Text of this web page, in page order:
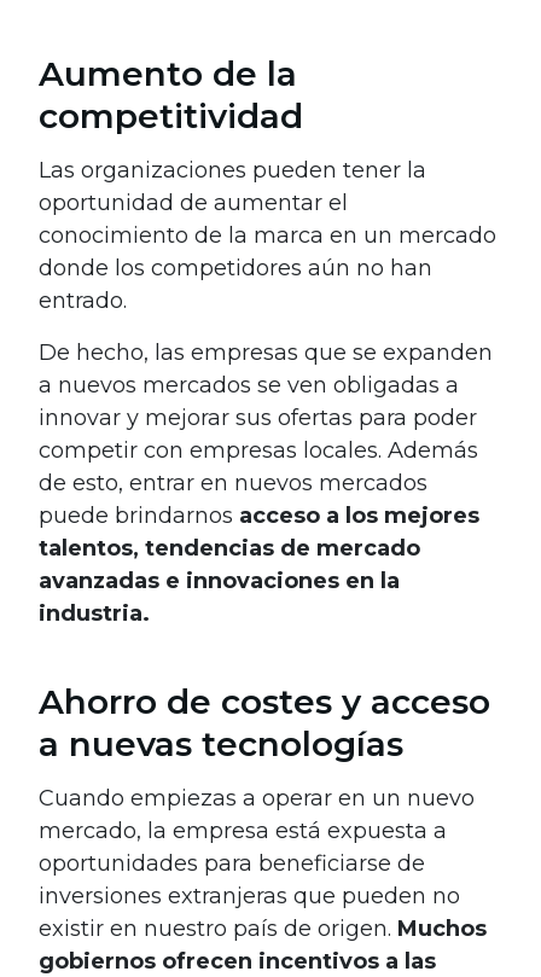
Aumento de la
competitividad
Las organizaciones pueden tener la
oportunidad de aumentar el
conocimiento de la marca en un mercado
donde los competidores aún no han
entrado.
De hecho, las empresas que se expanden
a nuevos mercados se ven obligadas a
innovar y mejorar sus ofertas para poder
competir con empresas locales. Además
de esto, entrar en nuevos mercados
puede brindarnos acceso a los mejores
talentos, tendencias de mercado
avanzadas e innovaciones en la
industria.
Ahorro de costes y acceso
a nuevas tecnologías
Cuando empiezas a operar en un nuevo
mercado, la empresa está expuesta a
oportunidades para beneficiarse de
inversiones extranjeras que pueden no
existir en nuestro país de origen. Muchos
gobiernos ofrecen incentivos a las